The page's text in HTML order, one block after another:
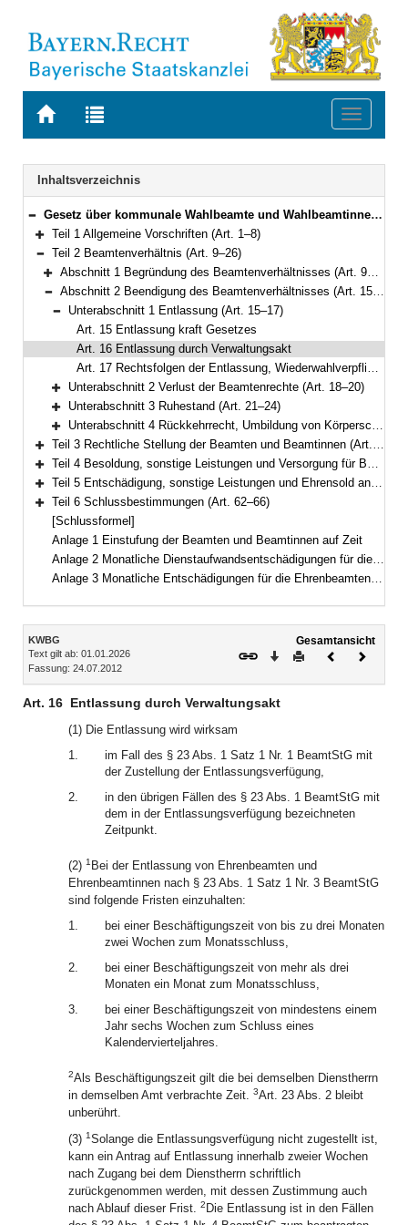
Zur
BAYERN.RECHT
Zur
letzten
Suche
Toggle
Navigation
Inhaltsverzeichnis
Bereich reduzieren
Gesetz über kommunale Wahlbeamte und Wahlbeamtinnen (Kommunal-Wahlbeamten-Gesetz – KWBG) Vom 24. Juli 2012 (GVBl. S. 366; 2014 S. 20) BayRS 2022-1-I (Art. 1–66)
Bereich erweitern
Teil 1 Allgemeine Vorschriften (Art. 1–8)
Bereich reduzieren
Teil 2 Beamtenverhältnis (Art. 9–26)
Bereich erweitern
Abschnitt 1 Begründung des Beamtenverhältnisses (Art. 9–14)
Bereich reduzieren
Abschnitt 2 Beendigung des Beamtenverhältnisses (Art. 15–26)
Bereich reduzieren
Unterabschnitt 1 Entlassung (Art. 15–17)
Art. 15 Entlassung kraft Gesetzes
Art. 16 Entlassung durch Verwaltungsakt
Art. 17 Rechtsfolgen der Entlassung, Wiederwahlverpflichtung für berufsmäßige Gemeinderatsmitglieder
Bereich erweitern
Unterabschnitt 2 Verlust der Beamtenrechte (Art. 18–20)
Bereich erweitern
Unterabschnitt 3 Ruhestand (Art. 21–24)
Bereich erweitern
Unterabschnitt 4 Rückkehrrecht, Umbildung von Körperschaften (Art. 25–26)
Bereich erweitern
Teil 3 Rechtliche Stellung der Beamten und Beamtinnen (Art. 27–44)
Bereich erweitern
Teil 4 Besoldung, sonstige Leistungen und Versorgung für Beamte und Beamtinnen auf Zeit (Art. 45–52)
Bereich erweitern
Teil 5 Entschädigung, sonstige Leistungen und Ehrensold an Ehrenbeamte und Ehrenbeamtinnen (Art. 53–61)
Bereich erweitern
Teil 6 Schlussbestimmungen (Art. 62–66)
[Schlussformel]
Anlage 1 Einstufung der Beamten und Beamtinnen auf Zeit
Anlage 2 Monatliche Dienstaufwandsentschädigungen für die Beamten und Beamtinnen auf Zeit
Anlage 3 Monatliche Entschädigungen für die Ehrenbeamten und Ehrenbeamtinnen
Inhalt
KWBG
Text gilt ab: 01.01.2026
Fassung: 24.07.2012
Gesamtansicht
Download
DruckenVorheriges
Art. 16 Entlassung durch Verwaltungsakt
(1) Die Entlassung wird wirksam
1.
im Fall des § 23 Abs. 1 Satz 1 Nr. 1 BeamtStG mit
der Zustellung der Entlassungsverfügung,
2.
in den übrigen Fällen des § 23 Abs. 1 BeamtStG mit
dem in der Entlassungsverfügung bezeichneten
Zeitpunkt.
(2) 1 Bei der Entlassung von Ehrenbeamten und
Ehrenbeamtinnen nach § 23 Abs. 1 Satz 1 Nr. 3 BeamtStG
sind folgende Fristen einzuhalten:
1.
bei einer Beschäftigungszeit von bis zu drei Monaten
zwei Wochen zum Monatsschluss,
2.
bei einer Beschäftigungszeit von mehr als drei
Monaten ein Monat zum Monatsschluss,
3.
bei einer Beschäftigungszeit von mindestens einem
Jahr sechs Wochen zum Schluss eines
Kalendervierteljahres.
2Als Beschäftigungszeit gilt die bei demselben Dienstherrn
in demselben Amt verbrachte Zeit. 3Art. 23 Abs. 2 bleibt
unberührt.
(3) 1Solange die Entlassungsverfügung nicht zugestellt ist,
kann ein Antrag auf Entlassung innerhalb zweier Wochen
nach Zugang bei dem Dienstherrn schriftlich
zurückgenommen werden, mit dessen Zustimmung auch
nach Ablauf dieser Frist. 2 Die Entlassung ist in den Fällen